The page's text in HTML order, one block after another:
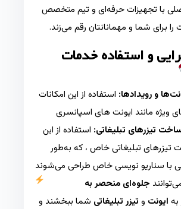
با تجهیزات حرفه‌ای و تیم متخصص
را برای شما و مهمانانتان رقم می‌زند.
و استفاده خدمات
و رویدادها: استفاده از این امکانات
ویژه مانند ایونت های اسپانسری
تیزرهای تبلیغاتی: استفاده از این
تیزرهای تبلیغاتی خاص ، که به‌طور
با سناریو نویسی خاص طراحی می‌شوند
جلوه‌ای منحصر به
به ایونت‌ و تیزر تبلیغاتی شما ببخشند و